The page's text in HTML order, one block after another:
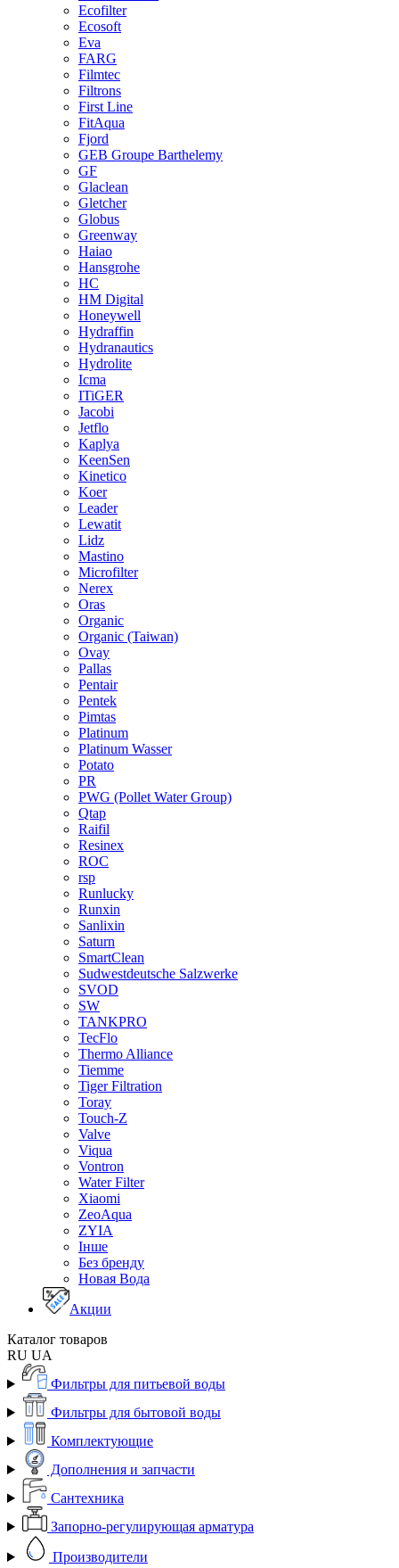
Ecofilter
Ecosoft
Eva
FARG
Filmtec
Filtrons
First Line
FitAqua
Fjord
GEB Groupe Barthelemy
GF
Glaclean
Gletcher
Globus
Greenway
Haiao
Hansgrohe
HC
HM Digital
Honeywell
Hydraffin
Hydranautics
Hydrolite
Icma
ITiGER
Jacobi
Jetflo
Kaplya
KeenSen
Kinetico
Koer
Leader
Lewatit
Lidz
Mastino
Microfilter
Nerex
Oras
Organic
Organic (Taiwan)
Ovay
Pallas
Pentair
Pentek
Pimtas
Platinum
Platinum Wasser
Potato
PR
PWG (Pollet Water Group)
Qtap
Raifil
Resinex
ROC
rsp
Runlucky
Runxin
Sanlixin
Saturn
SmartClean
Sudwestdeutsche Salzwerke
SVOD
SW
TANKPRO
TecFlo
Thermo Alliance
Tiemme
Tiger Filtration
Toray
Touch-Z
Valve
Viqua
Vontron
Water Filter
Xiaomi
ZeoAqua
ZYIA
Інше
Без бренду
Новая Вода
Акции
Каталог товаров
RU UA
Фильтры для питьевой воды
Фильтры для бытовой воды
Комплектующие
Дополнения и запчасти
Сантехника
Запорно-регулирующая арматура
Производители